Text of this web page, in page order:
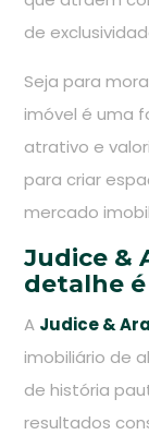
de
Seja para
imóvel é uma
atrativo e
para criar
mercado
Judice &
detalhe
A Judice &
imobiliário de
de história
resultados